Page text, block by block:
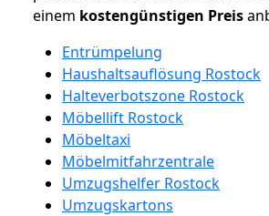
einem kostengünstigen Preis
Entrümpelung
Haushaltsauflösung Rostock
Halteverbotszone Rostock
Möbellift Rostock
Möbeltaxi
Möbelmitfahrzentrale
Umzugshelfer Rostock
Umzugskartons